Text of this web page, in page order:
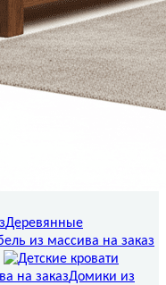
Деревянные
Домики из